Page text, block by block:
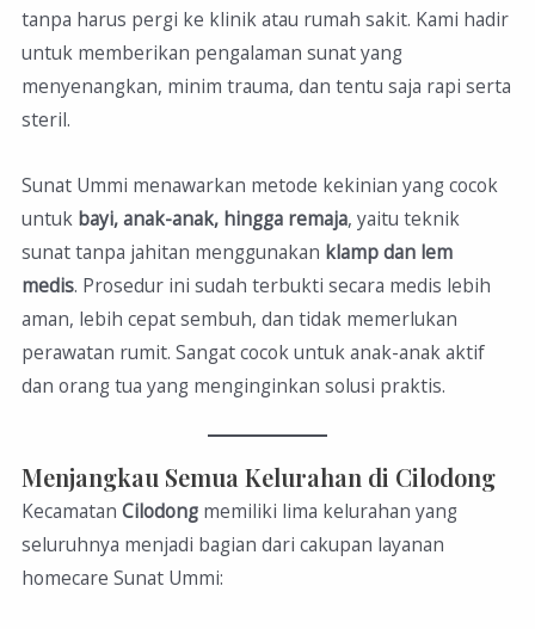
tanpa harus pergi ke klinik atau rumah sakit. Kami hadir
untuk memberikan pengalaman sunat yang
menyenangkan, minim trauma, dan tentu saja rapi serta
steril.
Sunat Ummi menawarkan metode kekinian yang cocok
untuk bayi, anak-anak, hingga remaja, yaitu teknik
sunat tanpa jahitan menggunakan klamp dan lem
medis. Prosedur ini sudah terbukti secara medis lebih
aman, lebih cepat sembuh, dan tidak memerlukan
perawatan rumit. Sangat cocok untuk anak-anak aktif
dan orang tua yang menginginkan solusi praktis.
Menjangkau Semua Kelurahan di Cilodong
KecamatanCilodong memiliki lima kelurahan yang
seluruhnya menjadi bagian dari cakupan layanan
homecare Sunat Ummi: